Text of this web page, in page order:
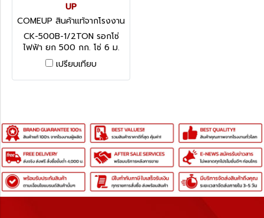
UP
COMEUP สินค้าแท้จากโรงงาน
ผู้ผลิต CK-500B
CK-500B-1/2TON รอกโซ่
ไฟฟ้า ยก 500 กก. โซ่ 6 ม.
มอเตอร์ 750W / 9.5A COME
UP
เปรียบเทียบ